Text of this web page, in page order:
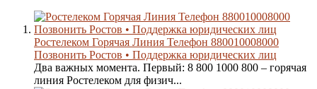
Ростелеком Горячая Линия Телефон 880010008000
Позвонить Ростов • Поддержка юридических лиц
Два важных момента. Первый: 8 800 1000 800 – горячая
линия Ростелеком для физич...